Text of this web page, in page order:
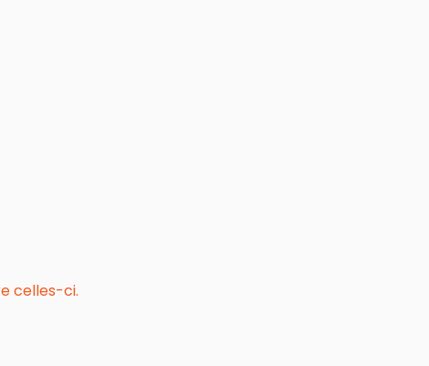
celles-ci.